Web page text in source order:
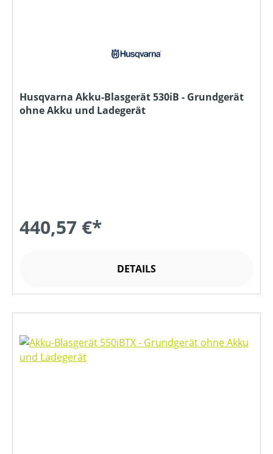
Husqvarna Akku-Blasgerät 530iB - Grundgerät
ohne Akku und Ladegerät
440,57 €*
DETAILS